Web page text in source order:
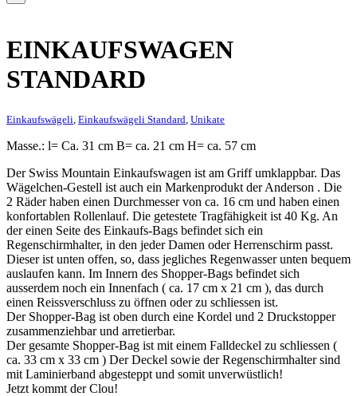
EINKAUFSWAGEN
STANDARD
Einkaufswägeli Einkaufswägeli Standard Unikate
Masse.: l= Ca. 31 cm B= ca. 21 cm H= ca. 57 cm
Der Swiss Mountain Einkaufswagen ist am Griff umklappbar. Das
Wägelchen-Gestell ist auch ein Markenprodukt der Anderson . Die
2 Räder haben einen Durchmesser von ca. 16 cm und haben einen
konfortablen Rollenlauf. Die getestete Tragfähigkeit ist 40 Kg. An
der einen Seite des Einkaufs-Bags befindet sich ein
Regenschirmhalter, in den jeder Damen oder Herrenschirm passt.
Dieser ist unten offen, so, dass jegliches Regenwasser unten bequem
auslaufen kann. Im Innern des Shopper-Bags befindet sich
ausserdem noch ein Innenfach ( ca. 17 cm x 21 cm ), das durch
einen Reissverschluss zu öffnen oder zu schliessen ist.
Der Shopper-Bag ist oben durch eine Kordel und 2 Druckstopper
zusammenziehbar und arretierbar.
Der gesamte Shopper-Bag ist mit einem Falldeckel zu schliessen (
ca. 33 cm x 33 cm ) Der Deckel sowie der Regenschirmhalter sind
mit Laminierband abgesteppt und somit unverwüstlich!
Jetzt kommt der Clou!